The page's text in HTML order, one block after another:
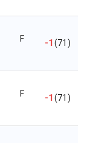
F -1(71)
F -1(71)